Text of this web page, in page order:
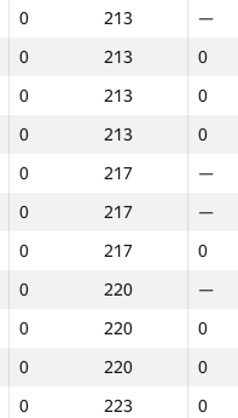
0 213 —
0 213 0
0 213 0
0 213 0
0 217 —
0 217 —
0 217 0
0 220 —
0 220 0
0 220 0
0 223 0
1 2
GP30 Место GP30